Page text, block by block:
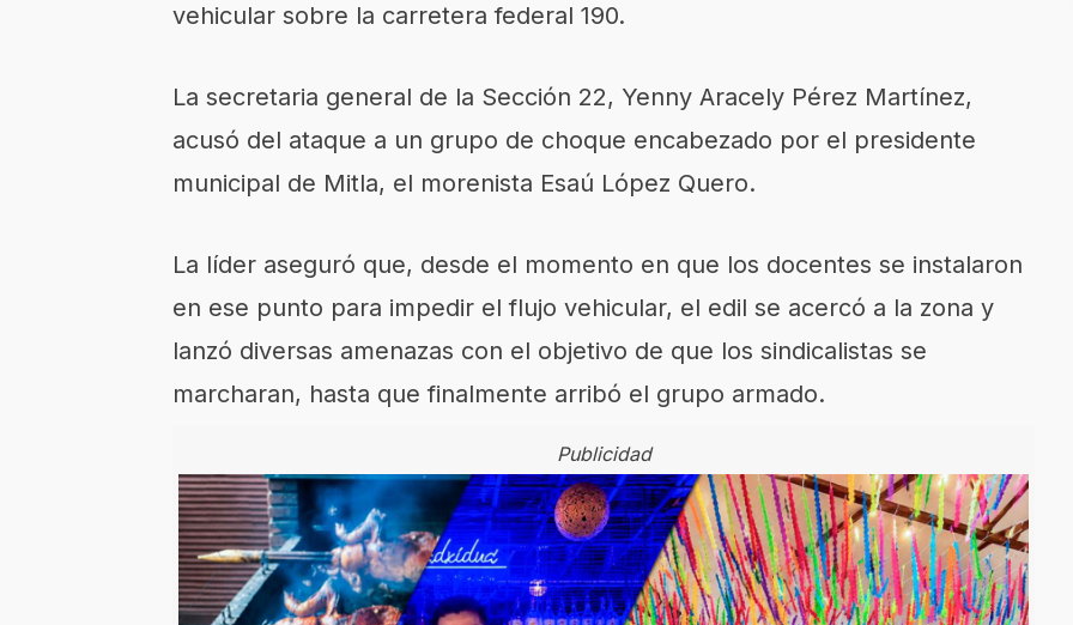
vehicular sobre la carretera federal 190.
La secretaria general de la Sección 22, Yenny Aracely Pérez Martínez,
acusó del ataque a un grupo de choque encabezado por el presidente
municipal de Mitla, el morenista Esaú López Quero.
La líder aseguró que, desde el momento en que los docentes se instalaron
en ese punto para impedir el flujo vehicular, el edil se acercó a la zona y
lanzó diversas amenazas con el objetivo de que los sindicalistas se
marcharan, hasta que finalmente arribó el grupo armado.
Publicidad